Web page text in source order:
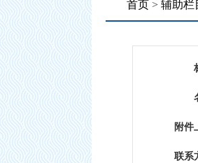
首页 > 辅助栏
附件
联系